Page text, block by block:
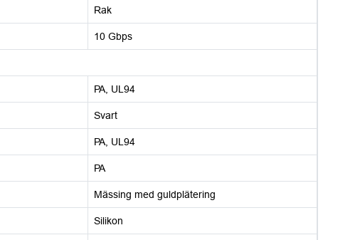
Rak
10 Gbps
PA, UL94
Svart
PA, UL94
PA
Mässing med guldplätering
Silikon